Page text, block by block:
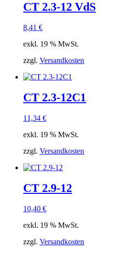
CT 2.3-12 VdS
8,41 €
exkl. 19 % MwSt.
zzgl. Versandkosten
CT 2.3-12C1
11,34 €
exkl. 19 % MwSt.
zzgl. Versandkosten
CT 2.9-12
10,40 €
exkl. 19 % MwSt.
zzgl. Versandkosten